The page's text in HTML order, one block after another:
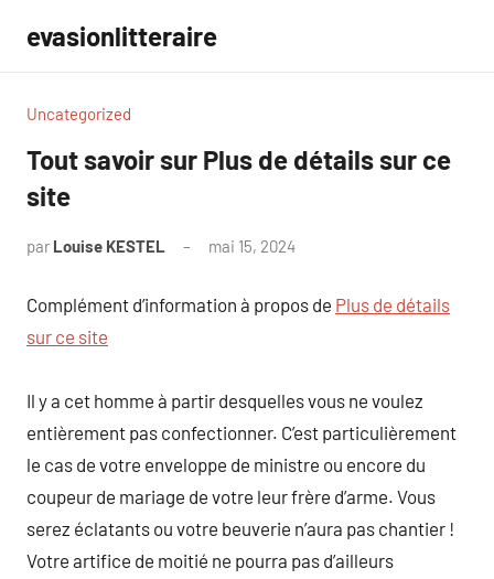
contenu
evasionlitteraire
Uncategorized
Tout savoir sur Plus de détails sur ce
site
par Louise KESTEL mai 15, 2024
Complément d’information à propos de Plus de détails
sur ce site
Il y a cet homme à partir desquelles vous ne voulez
entièrement pas confectionner. C’est particulièrement
le cas de votre enveloppe de ministre ou encore du
coupeur de mariage de votre leur frère d’arme. Vous
serez éclatants ou votre beuverie n’aura pas chantier !
Votre artifice de moitié ne pourra pas d’ailleurs